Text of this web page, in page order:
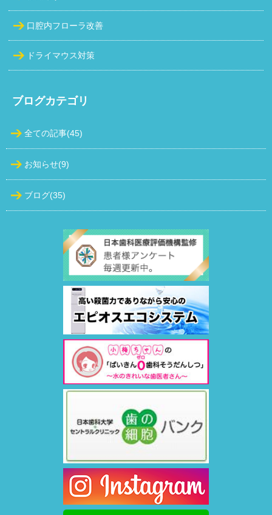
口腔内フローラ改善
ドライマウス対策
ブログカテゴリ
全ての記事(45)
お知らせ(9)
ブログ(35)